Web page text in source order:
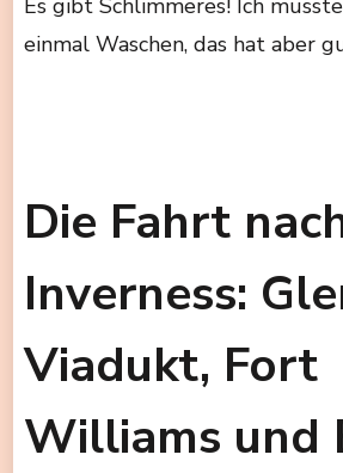
einmal Waschen, das hat aber
Die Fahrt
Inverness:
Viadukt, Fort
Williams und